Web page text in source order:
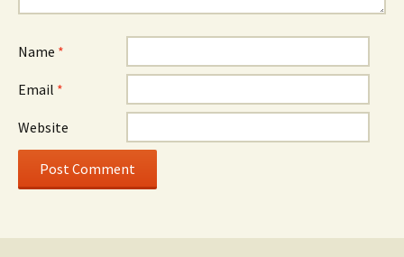
Name *
Email *
Website